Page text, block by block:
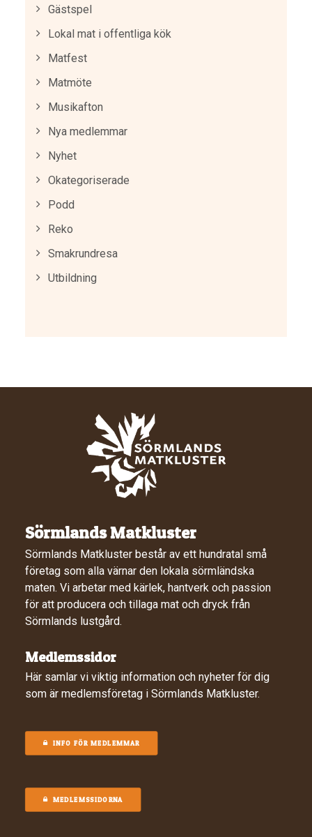
Gästspel
Lokal mat i offentliga kök
Matfest
Matmöte
Musikafton
Nya medlemmar
Nyhet
Okategoriserade
Podd
Reko
Smakrundresa
Utbildning
Sörmlands Matkluster
Sörmlands Matkluster består av ett hundratal små
företag som alla värnar den lokala sörmländska
maten. Vi arbetar med kärlek, hantverk och passion
för att producera och tillaga mat och dryck från
Sörmlands lustgård.
Medlemssidor
Här samlar vi viktig information och nyheter för dig
som är medlemsföretag i Sörmlands Matkluster.
INFO FÖR MEDLEMMAR
MEDLEMSSIDORNA